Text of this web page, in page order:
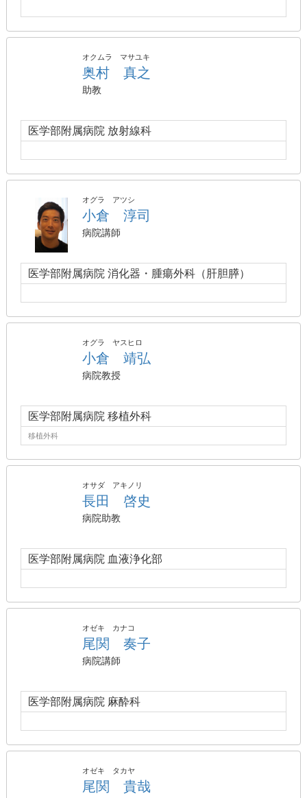
オクムラ マサユキ
奥村 真之
助教
医学部附属病院 放射線科
オグラ アツシ
小倉 淳司
病院講師
医学部附属病院 消化器・腫瘍外科（肝胆膵）
オグラ ヤスヒロ
小倉 靖弘
病院教授
医学部附属病院 移植外科
移植外科
オサダ アキノリ
長田 啓史
病院助教
医学部附属病院 血液浄化部
オゼキ カナコ
尾関 奏子
病院講師
医学部附属病院 麻酔科
オゼキ タカヤ
尾関 貴哉